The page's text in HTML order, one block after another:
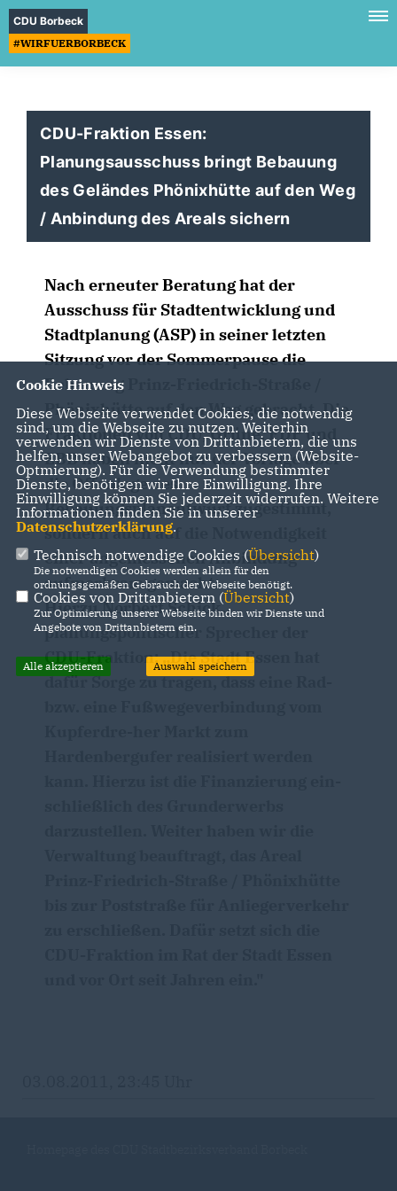
CDU Borbeck
#WIRFUERBORBECK
CDU-Fraktion Essen:
Planungsausschuss bringt Bebauung
des Geländes Phönixhütte auf den Weg
/ Anbindung des Areals sichern
Nach erneuter Beratung hat der
Ausschuss für Stadtentwicklung und
Stadtplanung (ASP) in seiner letzten
Sitzung vor der Sommerpause die
Bebauung Prinz-Friedrich-Straße /
Phönixhütte auf den Weg gebracht. Die
Fraktionen von CDU, Grüne, FDP und
EBB haben nicht nur der Vorlage über
die Offenlage des
Bebauungsplanentwurf zugestimmt,
sondern auch auf die Notwendigkeit
einer angemessenen Anbindung
aufmerksam gemacht.
Hierzu Norbert Schick,
planungspolitischer Sprecher der
CDU-Fraktion: „Die Stadt Essen hat
dafür Sorge zu tragen, dass eine Rad-
Cookie Hinweis
Diese Webseite verwendet Cookies, die notwendig
sind, um die Webseite zu nutzen. Weiterhin
verwenden wir Dienste von Drittanbietern, die uns
helfen, unser Webangebot zu verbessern (Website-
Optmierung). Für die Verwendung bestimmter
Dienste, benötigen wir Ihre Einwilligung. Ihre
Einwilligung können Sie jederzeit widerrufen. Weitere
Informationen finden Sie in unserer
Datenschutzerklärung.
Technisch notwendige Cookies (Übersicht)
Die notwendigen Cookies werden allein für den
ordnungsgemäßen Gebrauch der Webseite benötigt.
Cookies von Drittanbietern (Übersicht)
Zur Optimierung unserer Webseite binden wir Dienste und
Angebote von Drittanbietern ein.
Alle akzeptieren Auswahl speichern